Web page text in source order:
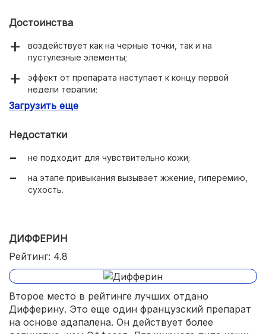
Достоинства
воздействует как на черные точки, так и на
пустулезные элементы;
эффект от препарата наступает к концу первой
недели терапии;
лечит, а не маскирует.
Загрузить еще
Недостатки
не подходит для чувствительно кожи;
на этапе привыкания вызывает жжение, гиперемию,
сухость.
ДИФФЕРИН
Рейтинг: 4.8
Второе место в рейтинге лучших отдано
Дифферину. Это еще один французский препарат
на основе адапалена. Он действует более